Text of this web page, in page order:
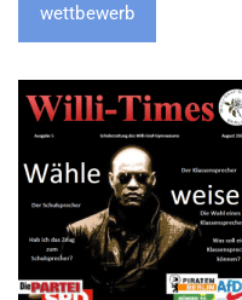
wettbewerb